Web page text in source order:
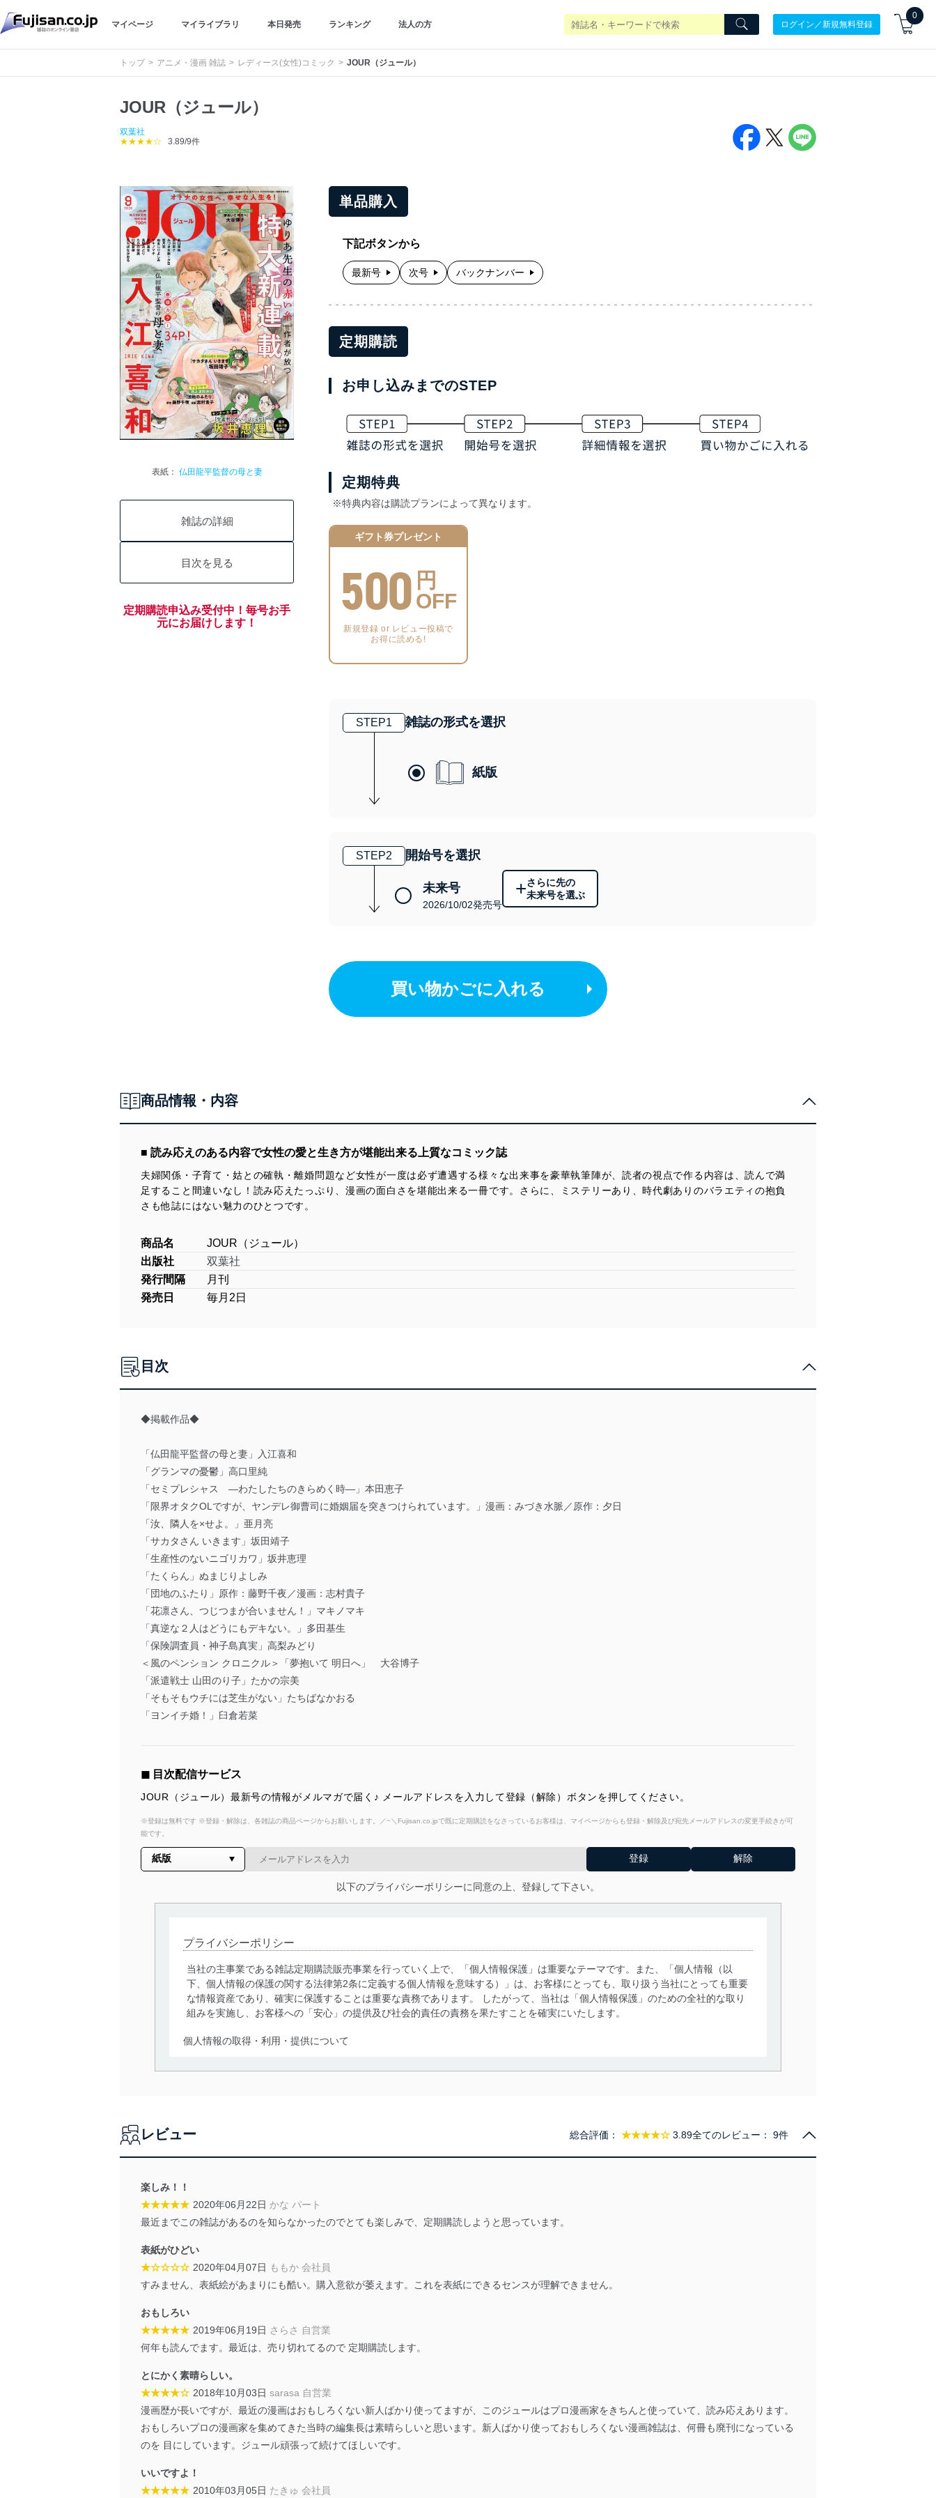
マイページ マイライブラリ 本日発売 ランキング 法人の方 ログイン／新規無料登録
0
トップ アニメ・漫画 雑誌 レディース(女性)コミック JOUR（ジュール）
JOUR（ジュール）
双葉社
★★★★☆
3.89/9件
表紙： 仏田龍平監督の母と妻
雑誌の詳細
目次を見る
定期購読申込み受付中！毎号お手
元にお届けします！
単品購入
下記ボタンから
最新号 次号 バックナンバー
定期購読
お申し込みまでのSTEP
定期特典
※特典内容は購読プランによって異なります。
ギフト券プレゼント
500 円
OFF
新規登録 or レビュー投稿で
お得に読める!
STEP1 雑誌の形式を選択
紙版
STEP2 開始号を選択
未来号
2026/10/02発売号
+さらに先の
未来号を選ぶ
買い物かごに入れる
商品情報・内容
■ 読み応えのある内容で女性の愛と生き方が堪能出来る上質なコミック誌
夫婦関係・子育て・姑との確執・離婚問題など女性が一度は必ず遭遇する様々な出来事を豪華執筆陣が、読者の視点で作る内容は、読んで満
足すること間違いなし！読み応えたっぷり、漫画の面白さを堪能出来る一冊です。さらに、ミステリーあり、時代劇ありのバラエティの抱負
さも他誌にはない魅力のひとつです。
商品名
JOUR（ジュール）
出版社
双葉社
発行間隔
月刊
発売日
毎月2日
目次
◆掲載作品◆
「仏田龍平監督の母と妻」入江喜和
「グランマの憂鬱」高口里純
「セミプレシャス ―わたしたちのきらめく時―」本田恵子
「限界オタクOLですが、ヤンデレ御曹司に婚姻届を突きつけられています。」漫画：みづき水脈／原作：夕日
「汝、隣人を×せよ。」亜月亮
「サカタさん いきます」坂田靖子
「生産性のないニゴリカワ」坂井恵理
「たくらん」ぬまじりよしみ
「団地のふたり」原作：藤野千夜／漫画：志村貴子
「花凛さん、つじつまが合いません！」マキノマキ
「真逆な２人はどうにもデキない。」多田基生
「保険調査員・神子島真実」高梨みどり
＜風のペンション クロニクル＞「夢抱いて 明日へ」 大谷博子
「派遣戦士 山田のり子」たかの宗美
「そもそもウチには芝生がない」たちばなかおる
「ヨンイチ婚！」臼倉若菜
◼︎ 目次配信サービス
JOUR（ジュール）最新号の情報がメルマガで届く♪ メールアドレスを入力して登録（解除）ボタンを押してください。
※登録は無料です ※登録・解除は、各雑誌の商品ページからお願いします。／~＼Fujisan.co.jpで既に定期購読をなさっているお客様は、マイページからも登録・解除及び宛先メールアドレスの変更手続きが可
能です。
以下のプライバシーポリシーに同意の上、登録して下さい。
プライバシーポリシー
当社の主事業である雑誌定期購読販売事業を行っていく上で、「個人情報保護」は重要なテーマです。また、「個人情報（以
下、個人情報の保護の関する法律第2条に定義する個人情報を意味する）」は、お客様にとっても、取り扱う当社にとっても重要
な情報資産であり、確実に保護することは重要な責務であります。 したがって、当社は「個人情報保護」のための全社的な取り
組みを実施し、お客様への「安心」の提供及び社会的責任の責務を果たすことを確実にいたします。
個人情報の取得・利用・提供について
当社は、個人情報の取得・利用・提供に際して、その利用目的を明確にし、本人の同意を得たうえで利用目的の達成に必要な範
個人情報の安全管理措置
漏えい、滅失またはき損の防止及び是正に努めます。
アクセス制御
個人データを取り扱うことのできる機器及び当該機器を取り扱う従業者を明確化し、 個人データへの不要なアクセスを防止
アクセス者の識別と認証
機器に標準装備されているユーザー制御機能（ユーザーアカウント制御）により、個人情報データベース等を取り扱う情報
外部からの不正アクセス等の防止
個人データを取り扱う機器等のオペレーティングシステムを最新の状態に保持しています。
個人データを取り扱う機器等にセキュリティ対策ソフトウェア等を導入し、自動更新 機能等の活用により、これを最新状態
としています。
レビュー 総合評価： ★★★★☆ 3.89全てのレビュー： 9件
楽しみ！！
★★★★★ 2020年06月22日 かな パート
最近までこの雑誌があるのを知らなかったのでとても楽しみで、定期購読しようと思っています。
表紙がひどい
★☆☆☆☆ 2020年04月07日 ももか 会社員
すみません、表紙絵があまりにも酷い。購入意欲が萎えます。これを表紙にできるセンスが理解できません。
おもしろい
★★★★★ 2019年06月19日 さらさ 自営業
何年も読んでます。最近は、売り切れてるので 定期購読します。
とにかく素晴らしい。
★★★★☆ 2018年10月03日 sarasa 自営業
漫画歴が長いですが、最近の漫画はおもしろくない新人ばかり使ってますが、このジュールはプロ漫画家をきちんと使っていて、読み応えあります。
おもしろいプロの漫画家を集めてきた当時の編集長は素晴らしいと思います。新人ばかり使っておもしろくない漫画雑誌は、何冊も廃刊になっている
のを 目にしています。ジュール頑張って続けてほしいです。
いいですよ！
★★★★★ 2010年03月05日 たきゅ 会社員